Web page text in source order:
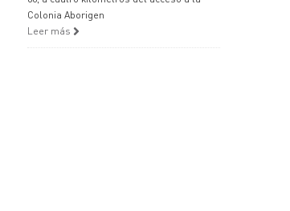
Colonia Aborigen
Leer más